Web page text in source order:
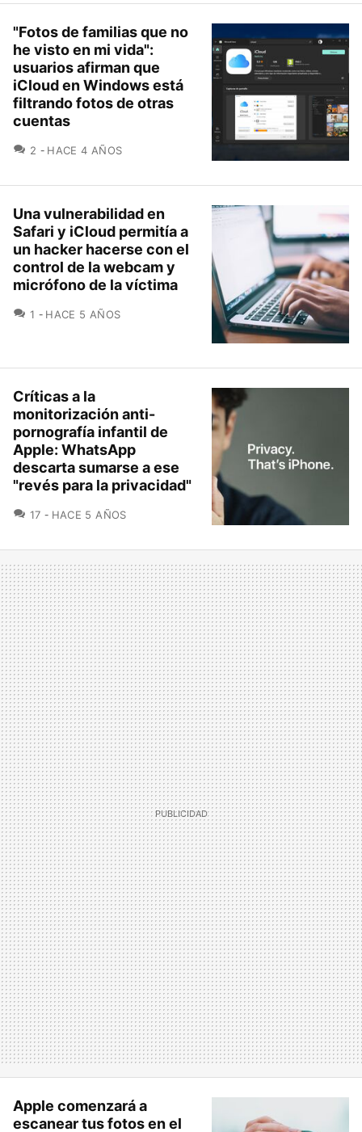
"Fotos de familias que no
he visto en mi vida":
usuarios afirman que
iCloud en Windows está
filtrando fotos de otras
cuentas
2 COMENTARIOS
HACE 4 AÑOS
Una vulnerabilidad en
Safari y iCloud permitía a
un hacker hacerse con el
control de la webcam y
micrófono de la víctima
1 COMENTARIOS
HACE 5 AÑOS
Críticas a la
monitorización anti-
pornografía infantil de
Apple: WhatsApp
descarta sumarse a ese
"revés para la privacidad"
17 COMENTARIOS
HACE 5 AÑOS
Apple comenzará a
escanear tus fotos en el